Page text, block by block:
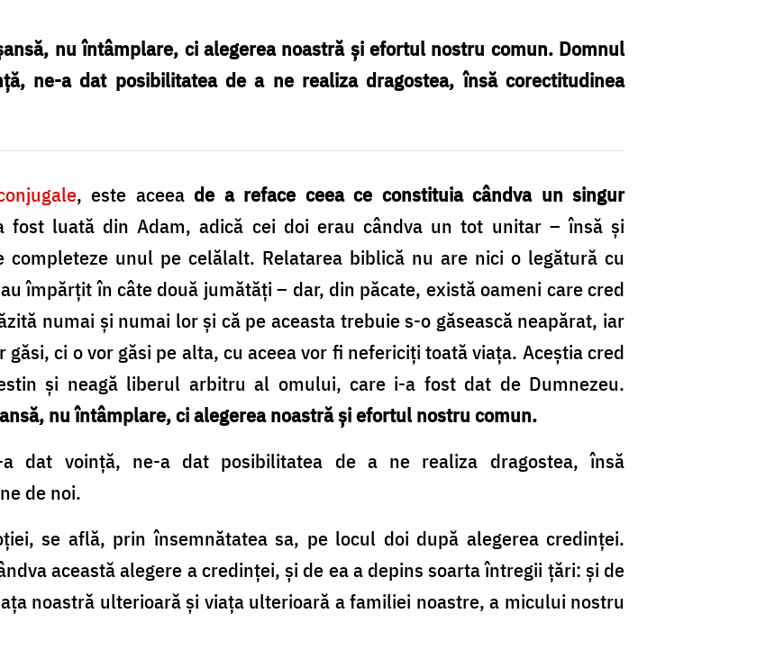
nu întâmplare, ci alegerea noastră şi efortul nostru comun. Domnul
ne-a dat posibilitatea de a ne realiza dragostea, însă corectitudinea
, este aceea de a reface ceea ce constituia cândva un singur
fost luată din Adam, adică cei doi erau cândva un tot unitar – însă şi
unul pe celălalt. Relatarea bibli­că nu are nici o legătură cu
împărţit în câte două jumătăţi – dar, din păcate, există oameni care cred
numai şi numai lor şi că pe aceasta trebuie s-o găsească neapărat, iar
găsi, ci o vor găsi pe alta, cu aceea vor fi nefericiţi toată viaţa. Aceştia cred
şi neagă liberul arbitru al omului, care i-a fost dat de Dumnezeu.
nu întâmplare, ci alegerea noastră şi efortul nostru comun.
dat voinţă, ne-a dat posibilitatea de a ne realiza dragostea, însă
de noi.
se află, prin însemnătatea sa, pe locul doi după alegerea credinţei.
această alegere a credinţei, şi de ea a depins soarta întregii ţări: şi de
noastră ulterioară şi viaţa ulterioară a familiei noastre, a micului nostru